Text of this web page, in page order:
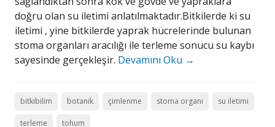
doğru olan su iletimi anlatılmaktadır.Bitkilerde ki su
iletimi , yine bitkilerde yaprak hücrelerinde bulunan
stoma organları aracılığı ile terleme sonucu su kaybı
sayesinde gerçekleşir. Devamını Oku →
bitkibilim botanik çimlenme stoma organı su iletimi
terleme tohum